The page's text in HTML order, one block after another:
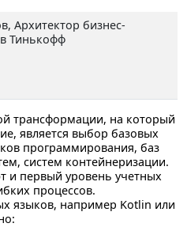
, Архитектор бизнес-
Тинькофф
трансформации, на который
является выбор базовых
программирования, баз
систем контейнеризации.
и первый уровень учетных
процессов.
языков, например Kotlin или